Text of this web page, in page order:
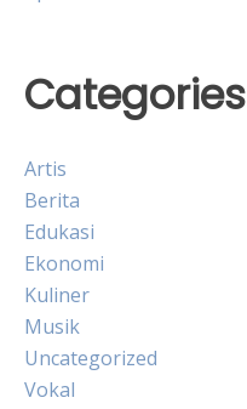
Categories
Artis
Berita
Edukasi
Ekonomi
Kuliner
Musik
Uncategorized
Vokal